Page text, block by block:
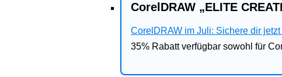
CorelDRAW „ELITE
CorelDRAW im Juli: Sichere dir
35% Rabatt verfügbar sowohl für